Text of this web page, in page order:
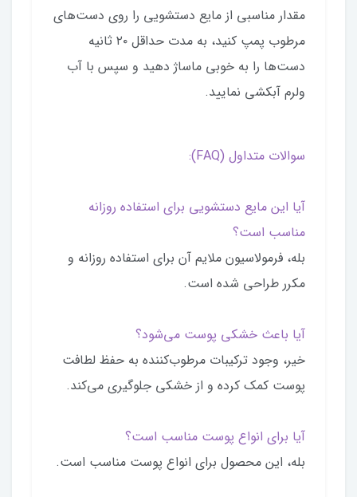
مقدار مناسبی از مایع دستشویی را روی دست‌های
مرطوب پمپ کنید، به مدت حداقل ۲۰ ثانیه
دست‌ها را به خوبی ماساژ دهید و سپس با آب
ولرم آبکشی نمایید.
سوالات متداول (FAQ):
آیا این مایع دستشویی برای استفاده روزانه
مناسب است؟
بله، فرمولاسیون ملایم آن برای استفاده روزانه و
مکرر طراحی شده است.
آیا باعث خشکی پوست می‌شود؟
خیر، وجود ترکیبات مرطوب‌کننده به حفظ لطافت
پوست کمک کرده و از خشکی جلوگیری می‌کند.
آیا برای انواع پوست مناسب است؟
بله، این محصول برای انواع پوست مناسب است.